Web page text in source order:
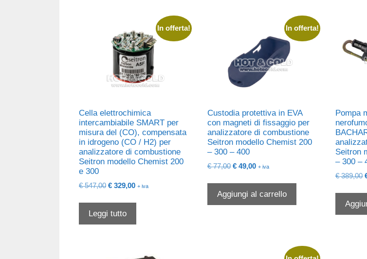
In offerta!
Cella elettrochimica
intercambiabile SMART per
misura del (CO), compensata
in idrogeno (CO / H2) per
analizzatore di combustione
Seitron modello Chemist 200
e 300
€547,00 Il
era:
€ 547,00.
€ 329,00Il
€ 329,00.
+ iva
Leggi tutto
In offerta!
Custodia protettiva in EVA
con magneti di fissaggio per
analizzatore di combustione
Seitron modello Chemist 200
– 300 – 400
€77,00 Il
era:
€ 77,00.
€49,00Il
è:
€ 49,00.
+ iva
Aggiungi al carrello
Pompa
Seitron
– 300 –
€389,00